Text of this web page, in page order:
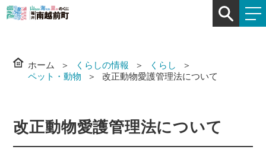
ホーム くらしの情報
くらし
ペット・動物
改正動物愛護管理法について
改正動物愛護管理法について